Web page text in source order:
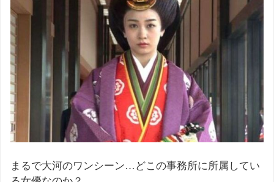
まるで大河のワンシーン…どこの事務所に所属してい